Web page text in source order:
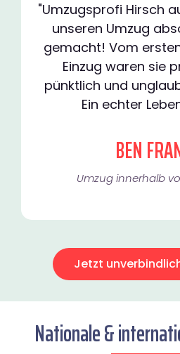
"Umzugsprofi Hirsch
unseren Umzug
gemacht! Vom
Einzug waren sie
pünktlich und
Ein echter
BEN
Umzug innerhalb
Jetzt
Nationale &